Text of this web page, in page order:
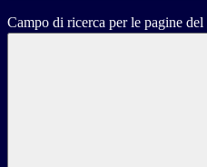
Campo di ricerca per le pagine del